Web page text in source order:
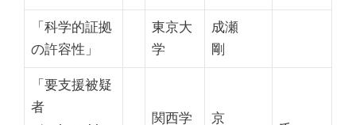
「科学的証拠
の許容性」
東京大
学
成瀬
剛
「要支援被疑
者
関西学
京